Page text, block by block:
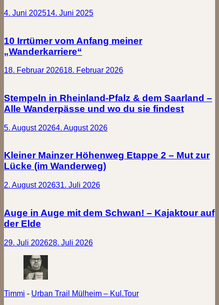
4. Juni 202514. Juni 2025
10 Irrtümer vom Anfang meiner
„Wanderkarriere“
18. Februar 202618. Februar 2026
Stempeln in Rheinland-Pfalz & dem Saarland –
Alle Wanderpässe und wo du sie findest
5. August 20264. August 2026
Kleiner Mainzer Höhenweg Etappe 2 – Mut zur
Lücke (im Wanderweg)
2. August 202631. Juli 2026
Auge in Auge mit dem Schwan! – Kajaktour auf
der Elde
29. Juli 202628. Juli 2026
Timmi - Urban Trail Mülheim – Kul.Tour